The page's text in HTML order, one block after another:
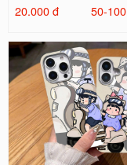
20.000 đ
50-100